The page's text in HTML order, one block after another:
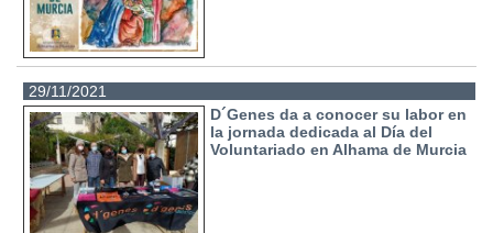
29/11/2021
D´Genes da a conocer su labor en
la jornada dedicada al Día del
Voluntariado en Alhama de Murcia